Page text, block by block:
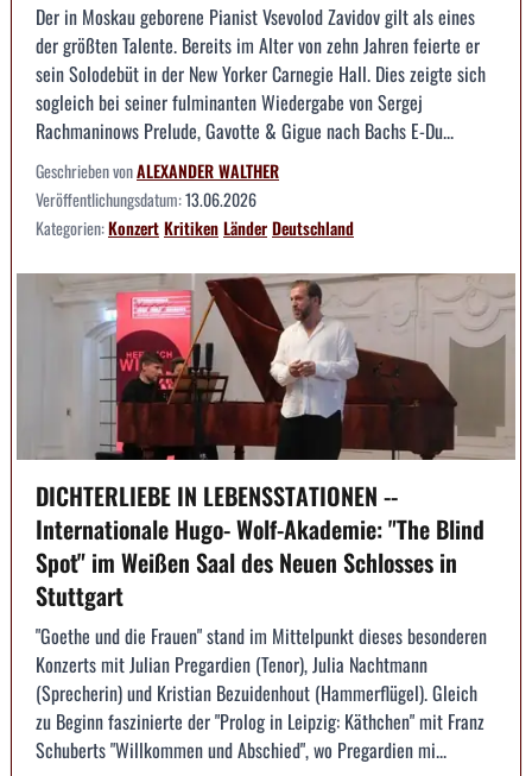
Der in Moskau geborene Pianist Vsevolod Zavidov gilt als eines
der größten Talente. Bereits im Alter von zehn Jahren feierte er
sein Solodebüt in der New Yorker Carnegie Hall. Dies zeigte sich
sogleich bei seiner fulminanten Wiedergabe von Sergej
Rachmaninows Prelude, Gavotte & Gigue nach Bachs E-Du...
Geschrieben vonALEXANDER WALTHER
Veröffentlichungsdatum:13.06.2026
Kategorien:KonzertKritikenLänderDeutschland
DICHTERLIEBE IN LEBENSSTATIONEN --
Internationale Hugo- Wolf-Akademie: "The Blind
Spot" im Weißen Saal des Neuen Schlosses in
Stuttgart
"Goethe und die Frauen" stand im Mittelpunkt dieses besonderen
Konzerts mit Julian Pregardien (Tenor), Julia Nachtmann
(Sprecherin) und Kristian Bezuidenhout (Hammerflügel). Gleich
zu Beginn faszinierte der "Prolog in Leipzig: Käthchen" mit Franz
Schuberts "Willkommen und Abschied", wo Pregardien mi...